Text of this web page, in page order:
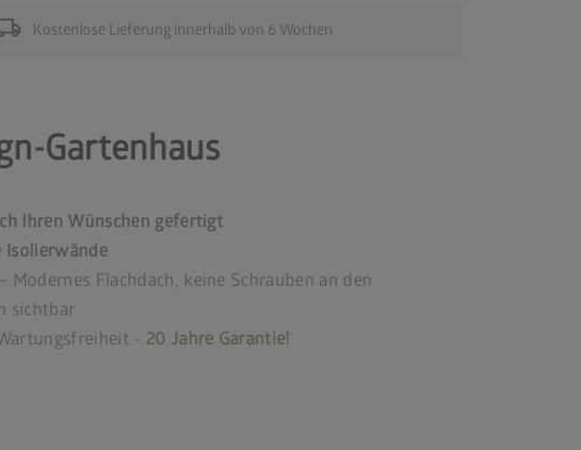
Kostenlose Lieferung innerhalb von 6 Wochen
Gartenhaus
Ihren Wünschen gefertigt
Isolierwände
Modernes Flachdach, keine Schrauben an den
sichtbar
- 20 Jahre Garantie!